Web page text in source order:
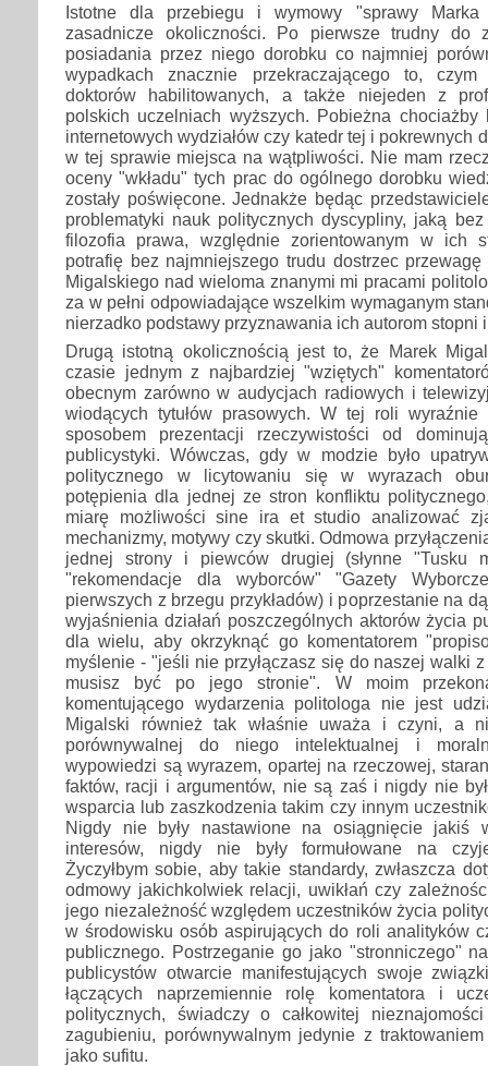
Istotne dla przebiegu i wymowy "sprawy
zasadnicze okoliczności. Po pierwsze trudny do
posiadania przez niego dorobku co najmniej
wypadkach znacznie przekraczającego to,
doktorów habilitowanych, a także niejeden z
polskich uczelniach wyższych. Pobieżna chociażby
internetowych wydziałów czy katedr tej i pokrewnych
w tej sprawie miejsca na wątpliwości. Nie mam
oceny "wkładu" tych prac do ogólnego dorobku
zostały poświęcone. Jednakże będąc
problematyki nauk politycznych dyscypliny, jaką
filozofia prawa, względnie zorientowanym w ich
potrafię bez najmniejszego trudu dostrzec
Migalskiego nad wieloma znanymi mi pracami
za w pełni odpowiadające wszelkim wymaganym
nierzadko podstawy przyznawania ich autorom stopni
Drugą istotną okolicznością jest to, że Marek
czasie jednym z najbardziej "wziętych"
obecnym zarówno w audycjach radiowych i
wiodących tytułów prasowych. W tej roli
sposobem prezentacji rzeczywistości od
publicystyki. Wówczas, gdy w modzie było
politycznego w licytowaniu się w wyrazach
potępienia dla jednej ze stron konfliktu
miarę możliwości sine ira et studio analizować
mechanizmy, motywy czy skutki. Odmowa
jednej strony i piewców drugiej (słynne "Tusku
"rekomendacje dla wyborców" "Gazety
pierwszych z brzegu przykładów) i poprzestanie na
wyjaśnienia działań poszczególnych aktorów życia
dla wielu, aby okrzyknąć go komentatorem
myślenie - "jeśli nie przyłączasz się do naszej walki
musisz być po jego stronie". W moim
komentującego wydarzenia politologa nie jest
Migalski również tak właśnie uważa i czyni, a
porównywalnej do niego intelektualnej i
wypowiedzi są wyrazem, opartej na rzeczowej,
faktów, racji i argumentów, nie są zaś i nigdy nie
wsparcia lub zaszkodzenia takim czy innym
Nigdy nie były nastawione na osiągnięcie jakiś
interesów, nigdy nie były formułowane na
Życzyłbym sobie, aby takie standardy, zwłaszcza
odmowy jakichkolwiek relacji, uwikłań czy
jego niezależność względem uczestników życia
w środowisku osób aspirujących do roli analityków
publicznego. Postrzeganie go jako "stronniczego"
publicystów otwarcie manifestujących swoje
łączących naprzemiennie rolę komentatora i
politycznych, świadczy o całkowitej
zagubieniu, porównywalnym jedynie z traktowaniem
jako sufitu.